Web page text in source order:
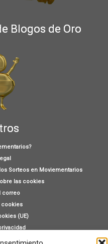
Blogos de Oro
Sorteos en Moviementarios
las cookies
correo
cookies
(UE)
con nosotros